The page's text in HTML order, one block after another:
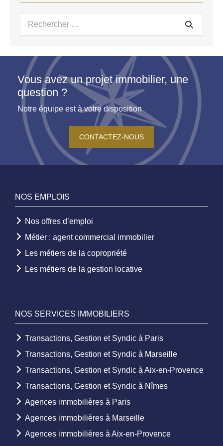
Recherche
Vous avez un projet immobilier, une
question ?
Notre équipe est à votre disposition
CONTACTEZ-NOUS
NOS EMPLOIS
Nos offres d’emploi
Métier : agent commercial immobilier
Les métiers de la copropriété
Les métiers de la gestion locative
NOS SERVICES IMMOBILIERS
Transactions, Gestion et Syndic à Paris
Transactions, Gestion et Syndic à Marseille
Transactions, Gestion et Syndic à Aix-en-Provence
Transactions, Gestion et Syndic à Nîmes
Agences immobilières à Paris
Agences immobilières à Marseille
Agences immobilières à Aix-en-Provence